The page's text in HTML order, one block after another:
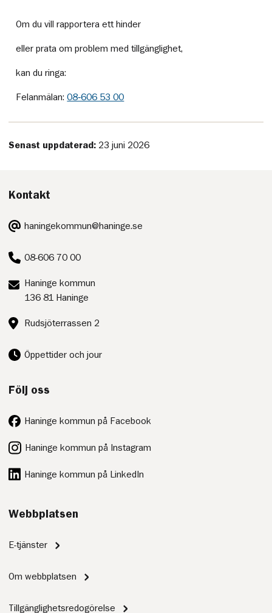
Om du vill rapportera ett hinder
eller prata om problem med tillgänglighet,
kan du ringa:
Felanmälan:08‑606 53 00
Senast uppdaterad: 23 juni 2026
Kontakt
E-
post:
haningekommun@haninge.se
Telefon:
08-606 70 00
Postadress:
Haninge kommun
136 81 Haninge
Besöksadress:
Rudsjöterrassen 2
Öppettider och jour
Följ oss
Haninge kommun på Facebook
Haninge kommun på Instagram
Haninge kommun på LinkedIn
Webbplatsen
E-tjänster
Om webbplatsen
Tillgänglighetsredogörelse